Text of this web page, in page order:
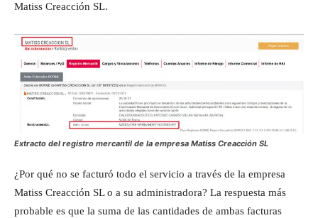
Matiss Creacción SL.
Extracto del registro mercantil de la empresa Matiss Creacción SL
¿Por qué no se facturó todo el servicio a través de la empresa
Matiss Creacción SL o a su administradora? La respuesta más
probable es que la suma de las cantidades de ambas facturas